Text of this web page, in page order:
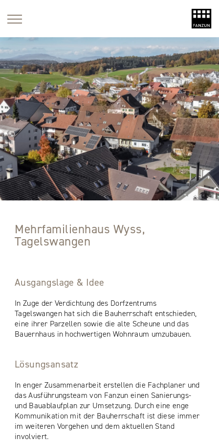
Mehrfamilienhaus Wyss,
Tagelswangen
Ausgangslage & Idee
In Zuge der Verdichtung des Dorfzentrums
Tagelswangen hat sich die Bauherrschaft entschieden,
eine ihrer Parzellen sowie die alte Scheune und das
Bauernhaus in hochwertigen Wohnraum umzubauen.
Lösungsansatz
In enger Zusammenarbeit erstellen die Fachplaner und
das Ausführungsteam von Fanzun einen Sanierungs-
und Bauablaufplan zur Umsetzung. Durch eine enge
Kommunikation mit der Bauherrschaft ist diese immer
im weiteren Vorgehen und dem aktuellen Stand
involviert.